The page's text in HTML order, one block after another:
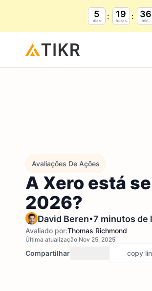
5
dias
19
horas
36
min.
Avaliações De Ações
A Xero está
2026?
David Beren•7 minutos de
Avaliado por:Thomas Richmond
Última atualização Nov 25, 2025
Compartilhar copy